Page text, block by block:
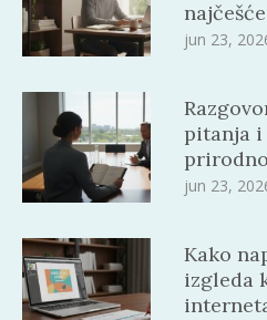
jun 23,
pitanja
prirodno
jun 23,
Kako
izgleda